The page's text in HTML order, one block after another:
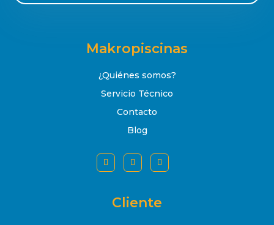
Makropiscinas
¿Quiénes somos?
Servicio Técnico
Contacto
Blog
Cliente